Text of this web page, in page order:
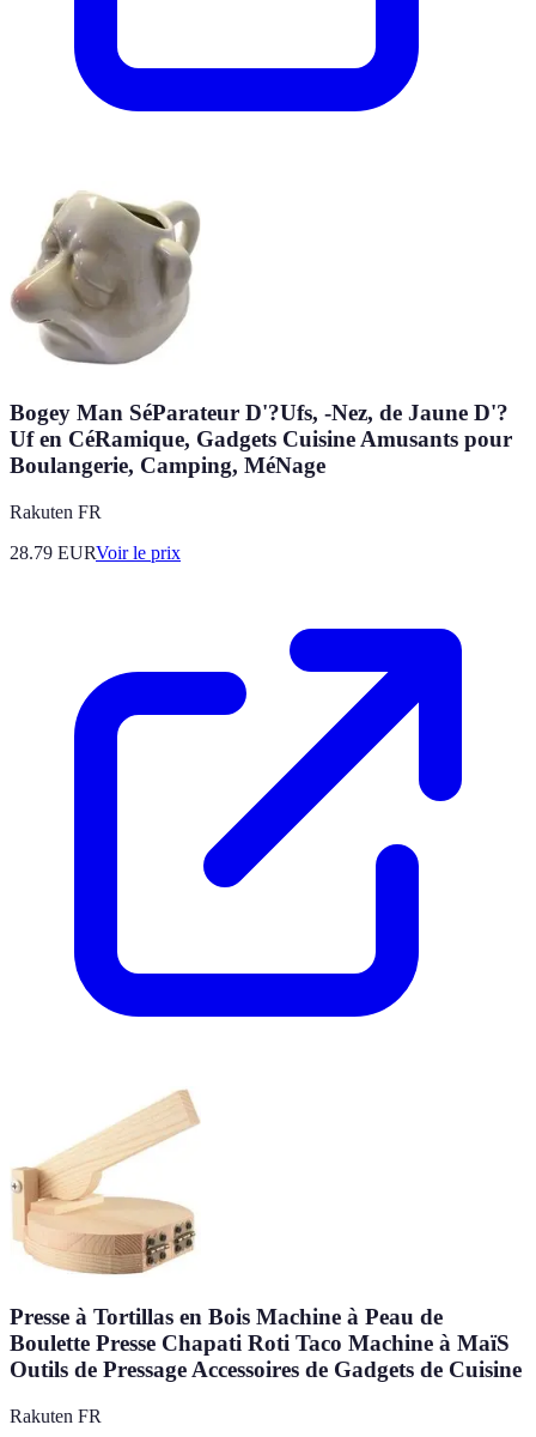
Bogey Man SéParateur D'?Ufs, -Nez, de Jaune D'?
Uf en CéRamique, Gadgets Cuisine Amusants pour
Boulangerie, Camping, MéNage
Rakuten FR
28.79 EURVoir le prix
Presse à Tortillas en Bois Machine à Peau de
Boulette Presse Chapati Roti Taco Machine à MaïS
Outils de Pressage Accessoires de Gadgets de Cuisine
Rakuten FR